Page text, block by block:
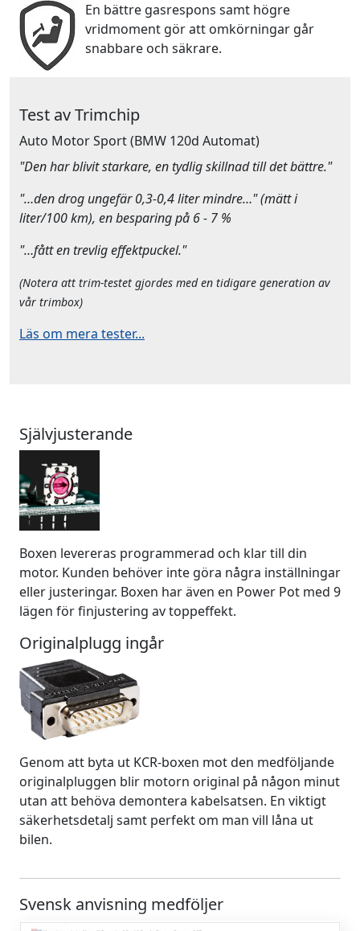
En bättre gasrespons samt högre
vridmoment gör att omkörningar går
snabbare och säkrare.
Test av Trimchip
Auto Motor Sport(BMW 120d Automat)
"Den har blivit starkare, en tydlig skillnad till det bättre."
"…den drog ungefär 0,3-0,4 liter mindre…" (mätt i
liter/100 km), en besparing på 6 - 7 %
"…fått en trevlig effektpuckel."
(Notera att trim-testet gjordes med en tidigare generation av
vår trimbox)
Läs om mera tester...
Självjusterande
Boxen levereras programmerad och klar till din
motor. Kunden behöver inte göra några inställningar
eller justeringar. Boxen har även en Power Pot med 9
lägen för finjustering av toppeffekt.
Originalplugg ingår
Genom att byta ut KCR-boxen mot den medföljande
originalpluggen blir motorn original på någon minut
utan att behöva demontera kabelsatsen. En viktigt
säkerhetsdetalj samt perfekt om man vill låna ut
bilen.
Svensk anvisning medföljer